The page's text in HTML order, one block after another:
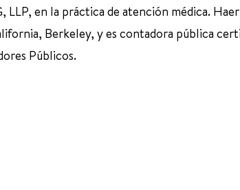
en la práctica de atención médica.
Berkeley, y es contadora pública
Públicos.